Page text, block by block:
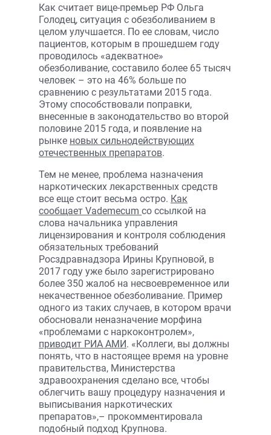
Как считает вице-премьер РФ Ольга
Голодец, ситуация c обезболиванием в
целом улучшается. По ее словам, число
пациентов, которым в прошедшем году
проводилось «адекватное»
обезболивание, составило более 65 тысяч
человек – это на 46% больше по
сравнению с результатами 2015 года.
Этому способствовали поправки,
внесенные в законодательство во второй
половине 2015 года, и появление на
рынке новых сильнодействующих
отечественных препаратов.
Тем не менее, проблема назначения
наркотических лекарственных средств
все еще стоит весьма остро. Как
сообщает Vademecum со ссылкой на
слова начальника управления
лицензирования и контроля соблюдения
обязательных требований
Роcздравнадзора Ирины Крупновой, в
2017 году уже было зарегистрировано
более 350 жалоб на несвоевременное или
некачественное обезболивание. Пример
одного из таких случаев, в котором врачи
обосновали неназначение морфина
«проблемами с наркоконтролем»,
приводит РИА АМИ. «Коллеги, вы должны
понять, что в настоящее время на уровне
правительства, Министерства
здравоохранения сделано все, чтобы
облегчить вашу процедуру назначения и
выписывания наркотических
препаратов»,– прокомментировала
подобный подход Крупнова.